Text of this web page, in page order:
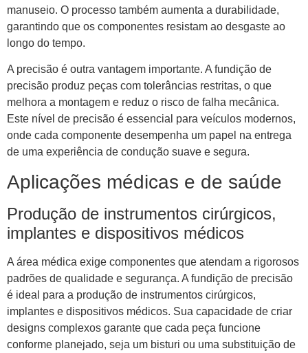
manuseio. O processo também aumenta a durabilidade,
garantindo que os componentes resistam ao desgaste ao
longo do tempo.
A precisão é outra vantagem importante. A fundição de
precisão produz peças com tolerâncias restritas, o que
melhora a montagem e reduz o risco de falha mecânica.
Este nível de precisão é essencial para veículos modernos,
onde cada componente desempenha um papel na entrega
de uma experiência de condução suave e segura.
Aplicações médicas e de saúde
Produção de instrumentos cirúrgicos,
implantes e dispositivos médicos
A área médica exige componentes que atendam a rigorosos
padrões de qualidade e segurança. A fundição de precisão
é ideal para a produção de instrumentos cirúrgicos,
implantes e dispositivos médicos. Sua capacidade de criar
designs complexos garante que cada peça funcione
conforme planejado, seja um bisturi ou uma substituição de